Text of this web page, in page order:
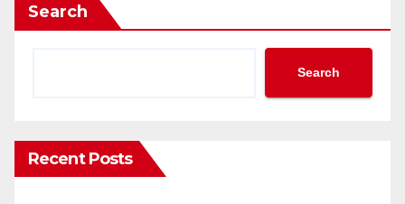
Search
Search
Recent Posts